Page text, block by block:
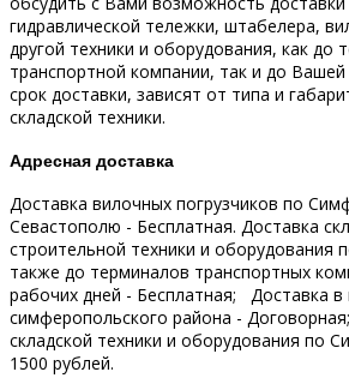
гидравлической тележки, штабелера,
другой техники и оборудования, как до
транспортной компании, так и до Вашей
срок доставки, зависят от типа и
складской техники.
Адресная доставка
Доставка вилочных погрузчиков по
Севастополю - Бесплатная. Доставка
строительной техники и оборудования
также до терминалов транспортных
рабочих дней - Бесплатная; Доставка в
симферопольского района - Договорная;
складской техники и оборудования по
1500 рублей.